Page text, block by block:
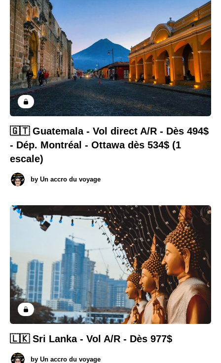
🇬🇹 Guatemala - Vol direct A/R - Dès 494$
- Dép. Montréal - Ottawa dès 534$ (1
escale)
by Un accro du voyage
🇱🇰 Sri Lanka - Vol A/R - Dès 977$
by Un accro du voyage